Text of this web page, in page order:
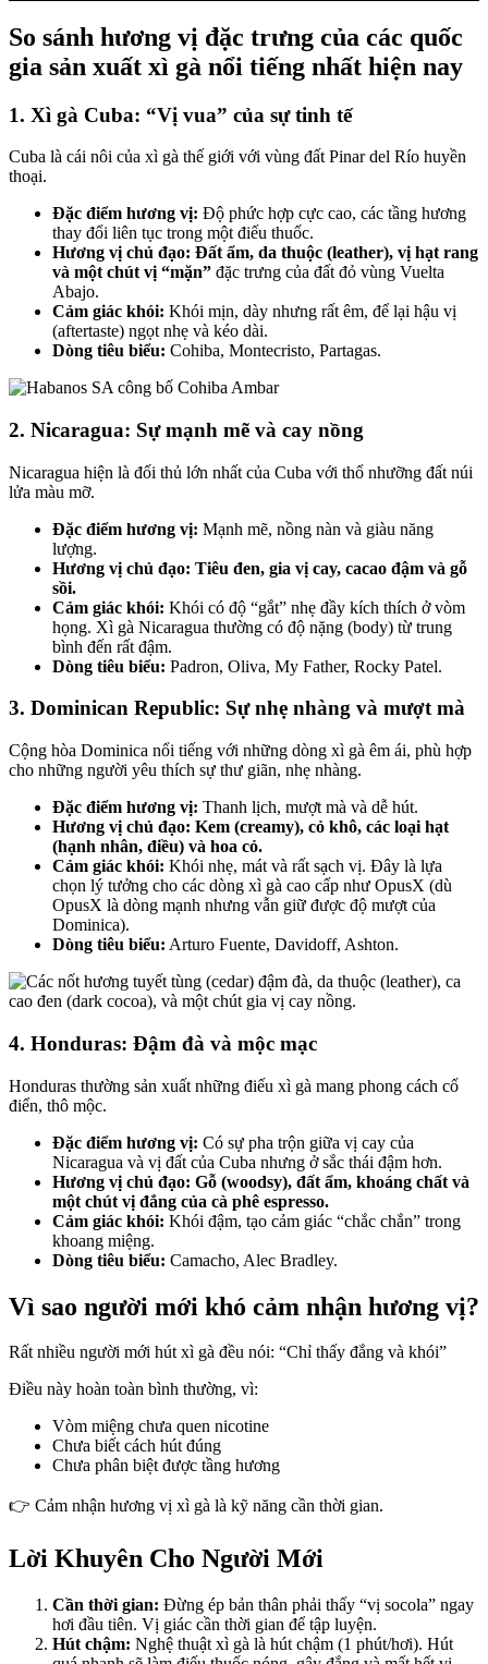
So sánh hương vị đặc trưng của các quốc
gia sản xuất xì gà nổi tiếng nhất hiện nay
1. Xì gà Cuba: “Vị vua” của sự tinh tế
Cuba là cái nôi của xì gà thế giới với vùng đất Pinar del Río huyền
thoại.
Đặc điểm hương vị: Độ phức hợp cực cao, các tầng hương
thay đổi liên tục trong một điếu thuốc.
Hương vị chủ đạo: Đất ẩm, da thuộc (leather), vị hạt rang
và một chút vị “mặn” đặc trưng của đất đỏ vùng Vuelta
Abajo.
Cảm giác khói: Khói mịn, dày nhưng rất êm, để lại hậu vị
(aftertaste) ngọt nhẹ và kéo dài.
Dòng tiêu biểu: Cohiba, Montecristo, Partagas.
2. Nicaragua: Sự mạnh mẽ và cay nồng
Nicaragua hiện là đối thủ lớn nhất của Cuba với thổ nhưỡng đất núi
lửa màu mỡ.
Đặc điểm hương vị: Mạnh mẽ, nồng nàn và giàu năng
lượng.
Hương vị chủ đạo: Tiêu đen, gia vị cay, cacao đậm và gỗ
sồi.
Cảm giác khói: Khói có độ “gắt” nhẹ đầy kích thích ở vòm
họng. Xì gà Nicaragua thường có độ nặng (body) từ trung
bình đến rất đậm.
Dòng tiêu biểu: Padron, Oliva, My Father, Rocky Patel.
3. Dominican Republic: Sự nhẹ nhàng và mượt mà
Cộng hòa Dominica nổi tiếng với những dòng xì gà êm ái, phù hợp
cho những người yêu thích sự thư giãn, nhẹ nhàng.
Đặc điểm hương vị: Thanh lịch, mượt mà và dễ hút.
Hương vị chủ đạo: Kem (creamy), cỏ khô, các loại hạt
(hạnh nhân, điều) và hoa cỏ.
Cảm giác khói: Khói nhẹ, mát và rất sạch vị. Đây là lựa
chọn lý tưởng cho các dòng xì gà cao cấp như OpusX (dù
OpusX là dòng mạnh nhưng vẫn giữ được độ mượt của
Dominica).
Dòng tiêu biểu: Arturo Fuente, Davidoff, Ashton.
4. Honduras: Đậm đà và mộc mạc
Honduras thường sản xuất những điếu xì gà mang phong cách cổ
điển, thô mộc.
Đặc điểm hương vị: Có sự pha trộn giữa vị cay của
Nicaragua và vị đất của Cuba nhưng ở sắc thái đậm hơn.
Hương vị chủ đạo: Gỗ (woodsy), đất ẩm, khoáng chất và
một chút vị đắng của cà phê espresso.
Cảm giác khói: Khói đậm, tạo cảm giác “chắc chắn” trong
khoang miệng.
Dòng tiêu biểu: Camacho, Alec Bradley.
Vì sao người mới khó cảm nhận hương vị?
Rất nhiều người mới hút xì gà đều nói: “Chỉ thấy đắng và khói”
Điều này hoàn toàn bình thường, vì:
Vòm miệng chưa quen nicotine
Chưa biết cách hút đúng
Chưa phân biệt được tầng hương
👉 Cảm nhận hương vị xì gà là kỹ năng cần thời gian.
Lời Khuyên Cho Người Mới
Cần thời gian: Đừng ép bản thân phải thấy “vị socola” ngay
hơi đầu tiên. Vị giác cần thời gian để tập luyện.
Hút chậm: Nghệ thuật xì gà là hút chậm (1 phút/hơi). Hút